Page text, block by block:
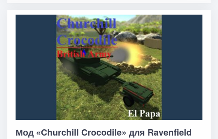
Мод «Churchill Crocodile» для Ravenfield